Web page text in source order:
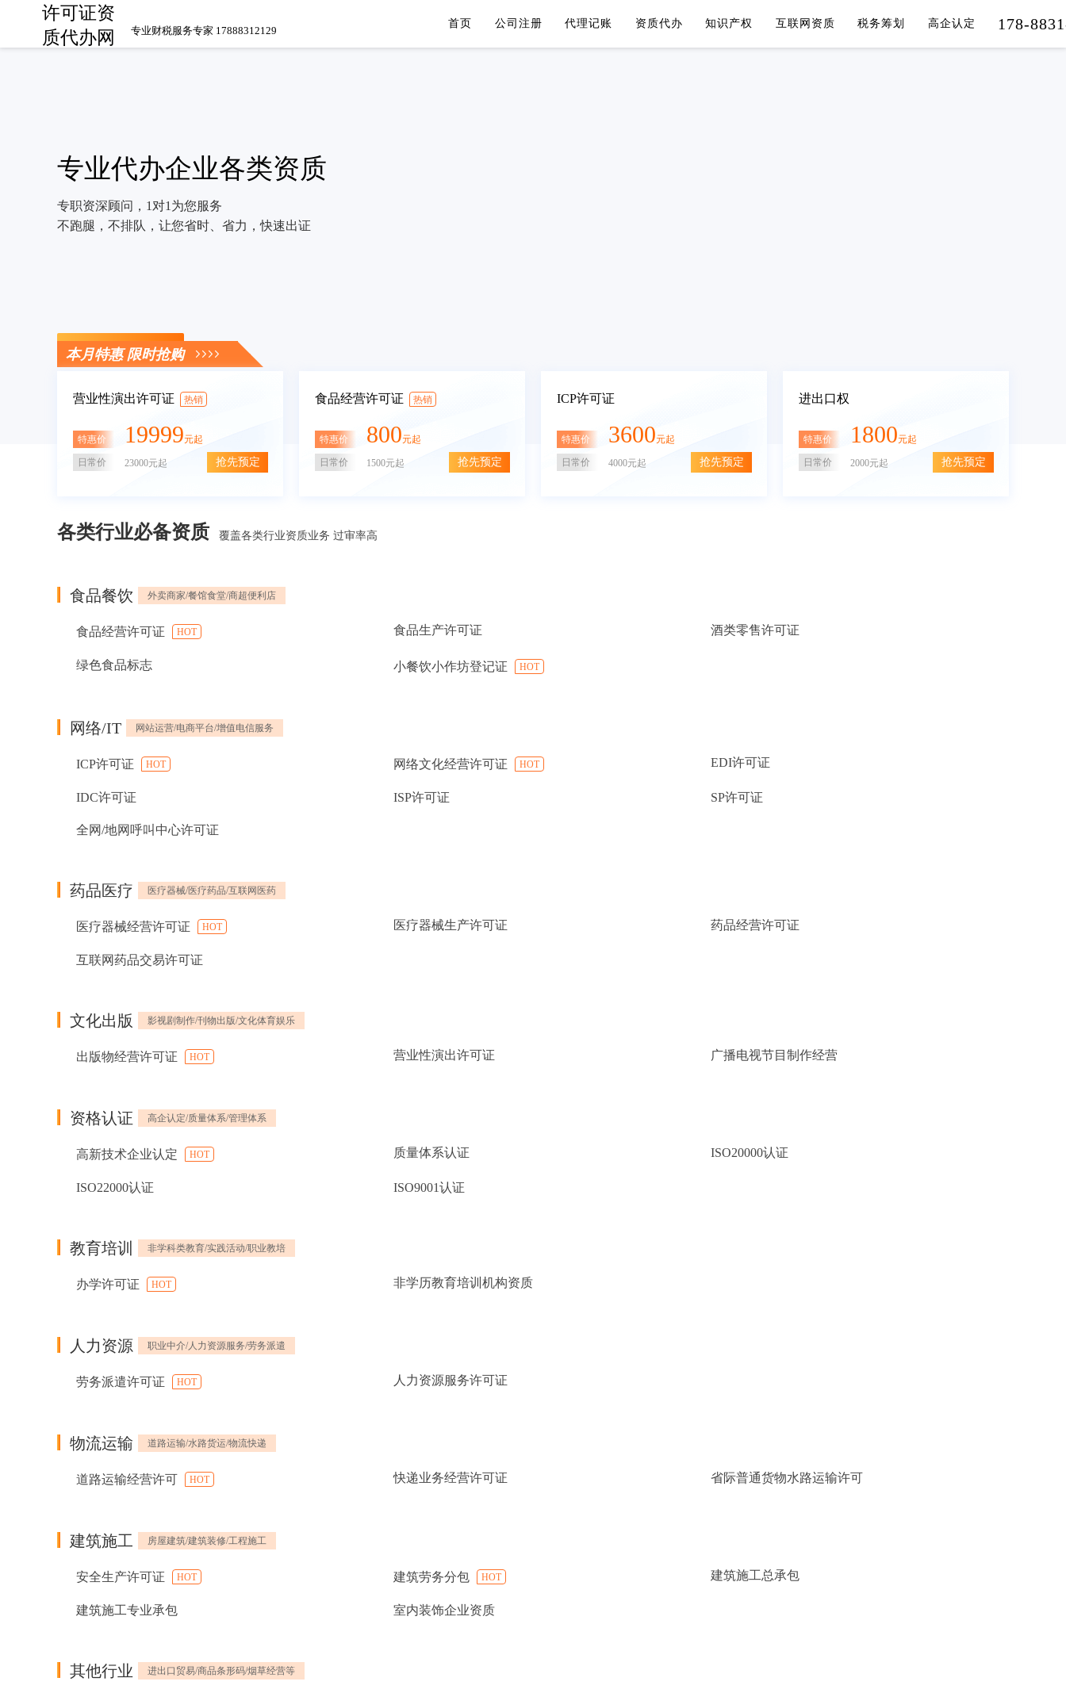
许可证资
质代办网
专业财税服务专家 17888312129
首页 公司注册 代理记账 资质代办 知识产权 互联网资质 税务筹划 高企认定 178-
专业代办企业各类资质
专职资深顾问，1对1为您服务
不跑腿，不排队，让您省时、省力，快速出证
立即咨询
本月特惠 限时抢购
营业性演出许可证 热销
特惠价 19999元起
日常价 23000元起 抢先预定
食品经营许可证 热销
特惠价 800元起
日常价 1500元起 抢先预定
ICP许可证
特惠价 3600元起
日常价 4000元起 抢先预定
进出口权
特惠价 1800元起
日常价 2000元起 抢先预定
各类行业必备资质 覆盖各类行业资质业务 过审率高
食品餐饮 外卖商家/餐馆食堂/商超便利店
食品经营许可证 HOT 食品生产许可证 酒类零售许可证
绿色食品标志 小餐饮小作坊登记证 HOT
网络/IT 网站运营/电商平台/增值电信服务
ICP许可证 HOT 网络文化经营许可证 HOT EDI许可证
IDC许可证 ISP许可证 SP许可证
全网/地网呼叫中心许可证
药品医疗 医疗器械/医疗药品/互联网医药
医疗器械经营许可证 HOT 医疗器械生产许可证 药品经营许可证
互联网药品交易许可证
文化出版 影视剧制作/刊物出版/文化体育娱乐
出版物经营许可证 HOT 营业性演出许可证 广播电视节目制作经营
资格认证 高企认定/质量体系/管理体系
高新技术企业认定 HOT 质量体系认证 ISO20000认证
ISO22000认证 ISO9001认证
教育培训 非学科类教育/实践活动/职业教培
办学许可证 HOT 非学历教育培训机构资质
人力资源 职业中介/人力资源服务/劳务派遣
劳务派遣许可证 HOT 人力资源服务许可证
物流运输 道路运输/水路货运/物流快递
道路运输经营许可 HOT 快递业务经营许可证 省际普通货物水路运输许可
建筑施工 房屋建筑/建筑装修/工程施工
安全生产许可证 HOT 建筑劳务分包 HOT 建筑施工总承包
建筑施工专业承包 室内装饰企业资质
其他行业 进出口贸易/商品条形码/烟草经营等